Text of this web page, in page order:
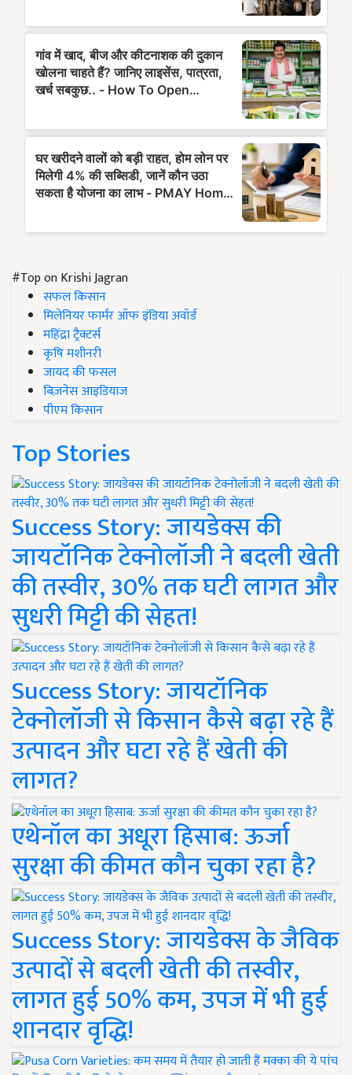
#Top on Krishi Jagran
सफल किसान
मिलेनियर फार्मर ऑफ इंडिया अवॉर्ड
महिंद्रा ट्रैक्टर्स
कृषि मशीनरी
जायद की फसल
बिज़नेस आइडियाज
पीएम किसान
Top Stories
Success Story: जायडेक्स की
जायटॉनिक टेक्नोलॉजी ने बदली खेती
की तस्वीर, 30% तक घटी लागत और
सुधरी मिट्टी की सेहत!
Success Story: जायटॉनिक
टेक्नोलॉजी से किसान कैसे बढ़ा रहे हैं
उत्पादन और घटा रहे हैं खेती की
लागत?
एथेनॉल का अधूरा हिसाब: ऊर्जा
सुरक्षा की कीमत कौन चुका रहा है?
Success Story: जायडेक्स के जैविक
उत्पादों से बदली खेती की तस्वीर,
लागत हुई 50% कम, उपज में भी हुई
शानदार वृद्धि!